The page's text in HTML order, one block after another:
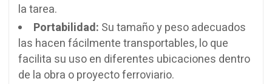
la tarea.
Portabilidad: Su tamaño y peso adecuados
las hacen fácilmente transportables, lo que
facilita su uso en diferentes ubicaciones dentro
de la obra o proyecto ferroviario.